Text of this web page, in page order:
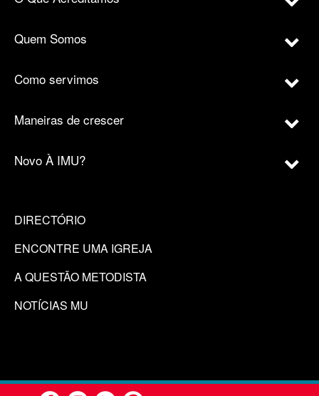
Quem Somos
Como servimos
Maneiras de crescer
Novo À IMU?
DIRECTÓRIO
ENCONTRE UMA IGREJA
A QUESTÃO METODISTA
NOTÍCIAS MU